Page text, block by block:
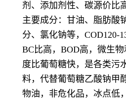
剂、添加剂性、碳源价比
主要成分：甘油、脂肪酸
分、氯化钠等，COD120-
BC比高，BOD高，微生
度比葡萄糖快，是各类污
料，代替葡萄糖乙酸钠甲
物油，非危化品，冰点低